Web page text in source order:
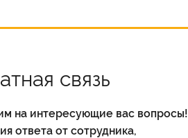
связь
на интересующие вас вопросы!
ответа от сотрудника,